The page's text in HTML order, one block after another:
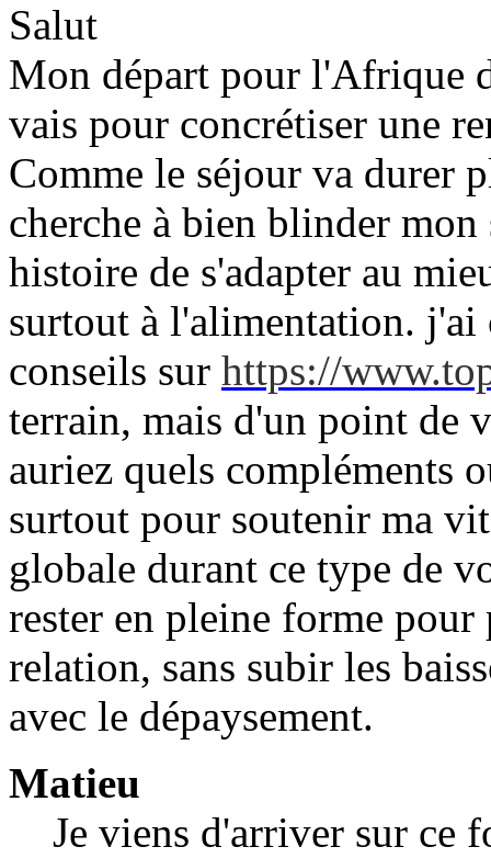
Salut
Mon départ pour l'Afrique
vais pour concrétiser une
Comme le séjour va durer
cherche à bien blinder
histoire de s'adapter au
surtout à l'alimentation. j'ai
conseils sur https://
terrain, mais d'un point de
auriez quels compléments
surtout pour soutenir ma
globale durant ce type de
rester en pleine forme
relation, sans subir les
avec le dépaysement.
Matieu
Je viens d'arriver sur ce